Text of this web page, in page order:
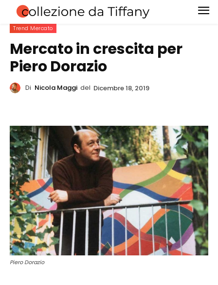
Trend Mercato
Mercato in crescita per
Piero Dorazio
Di Nicola Maggi del Dicembre 18, 2019
Piero Dorazio